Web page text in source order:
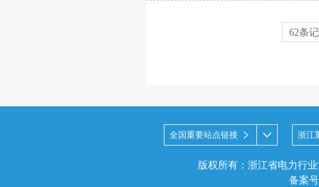
62条
全国重要站点链接 浙江
版权所有：浙江省电力行
备案